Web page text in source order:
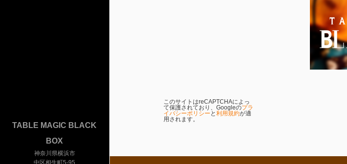
TABLE MAGIC BLACK
BOX
神奈川県横浜市
中区相生町5‐95
このサイトはreCAPTCHAによっ
て保護されており、Googleのプラ
イバシーポリシー と 利用規約が適
用されます。